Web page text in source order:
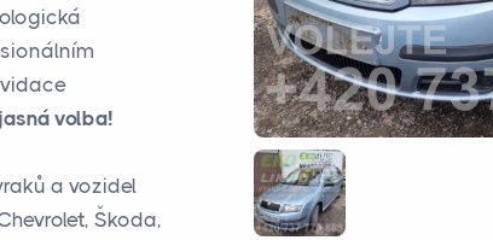
volba!
a vozidel
Škoda,